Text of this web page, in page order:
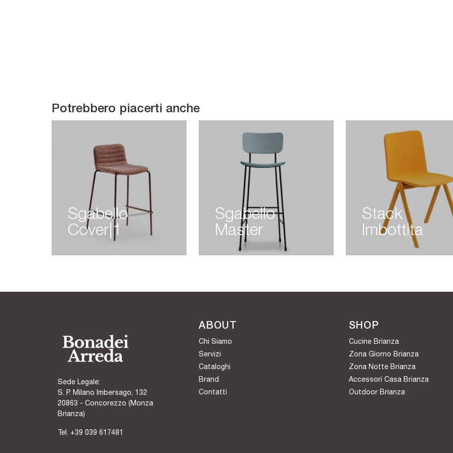
Potrebbero piacerti anche
Sgabello
Cover|1
Sgabello
Master
Stack
Imbottita
Sede Legale:
S. P. Milano Imbersago, 132
20863 - Concorezzo (Monza
Brianza)
Tel. +39 039 617481
ABOUT
Chi Siamo
Servizi
Cataloghi
Brand
Contatti
SHOP
Cucine Brianza
Zona Giorno Brianza
Zona Notte Brianza
Accessori Casa Brianza
Outdoor Brianza